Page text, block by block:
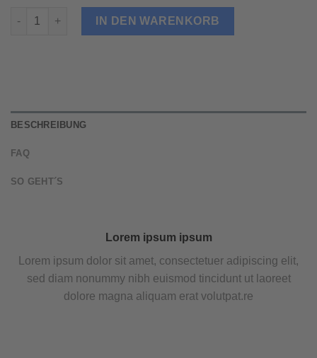
iPad mini 2 Display LCD Reparatur Menge
IN DEN WARENKORB
BESCHREIBUNG
FAQ
SO GEHT´S
Lorem ipsum ipsum
Lorem ipsum dolor sit amet, consectetuer adipiscing elit,
sed diam nonummy nibh euismod tincidunt ut laoreet
dolore magna aliquam erat volutpat.re